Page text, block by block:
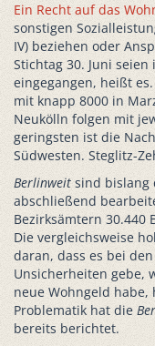
Ein Recht auf das
sonstigen
IV) beziehen oder
Stichtag 30. Juni seien
eingegangen, heißt
mit knapp 8000 in
Neukölln folgen mit
geringsten ist die
Südwesten. Steglitz-
Berlinweit sind bislang
abschließend
Bezirksämtern 30.440
Die vergleichsweise
daran, dass es bei
Unsicherheiten gebe,
neue Wohngeld habe,
Problematik hat die
bereits berichtet.